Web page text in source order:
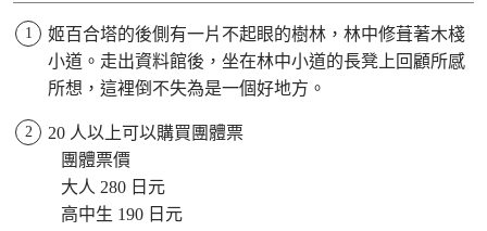
姬百合塔的後側有一片不起眼的樹林，林中修葺著木棧
小道。走出資料館後，坐在林中小道的長凳上回顧所感
所想，這裡倒不失為是一個好地方。
20 人以上可以購買團體票
團體票價
大人 280 日元
高中生 190 日元